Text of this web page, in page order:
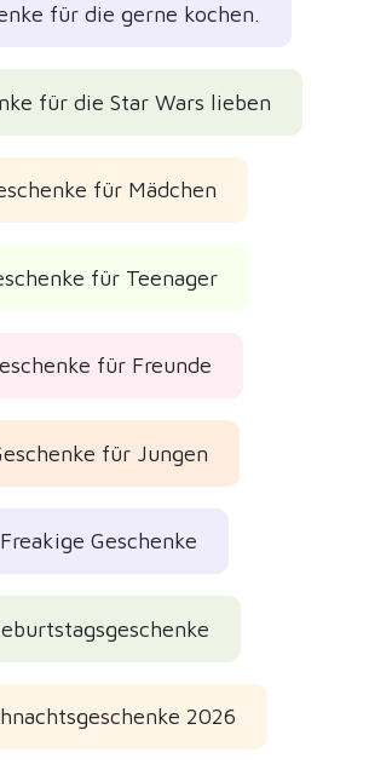
für die gerne kochen.
für die Star Wars lieben
für Mädchen
für Teenager
für Freunde
für Jungen
Freakige Geschenke
2026